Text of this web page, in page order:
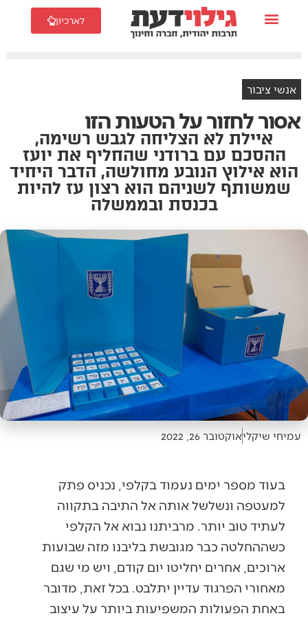
לארכיון
אנשי ציבור
אסור לחזור על הטעות הזו
איילת לא הצליחה לגבש רשימה,
ההסכם עם ברודני שהחליף את יועז
הוא אילוץ הנובע מחולשה, הדבר היחיד
שמשותף לשניהם הוא רצון עז להיות
בכנסת ובממשלה
עמיחי שיקליאוקטובר 26, 2022
בעוד מספר ימים נעמוד בקלפי, נכניס פתק
למעטפה ונשלשל אותה אל התיבה בתקווה
לעתיד טוב יותר. מרביתנו נבוא אל הקלפי
כשההחלטה כבר מגובשת בליבנו מזה שבועות
ארוכים, אחרים יחליטו יום קודם, ויש מי שגם
מאחורי הפרגוד עדיין יתלבט. בכל זאת, מדובר
באחת הפעולות המשפיעות ביותר על עיצוב